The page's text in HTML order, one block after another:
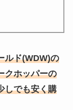
ルド(WDW)の
クホッパーの
しでも安く購